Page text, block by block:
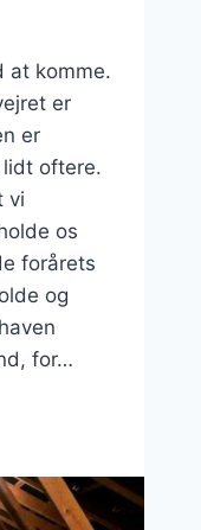
at komme.
er
er
oftere.
vi
os
forårets
og
for…